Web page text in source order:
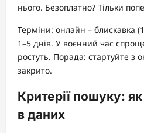
нього. Безоплатно? Тільки
Терміни: онлайн – блискавка
1–5 днів. У воєнний час
ростуть. Порада: стартуйте з
закрито.
Критерії пошуку:
в даних